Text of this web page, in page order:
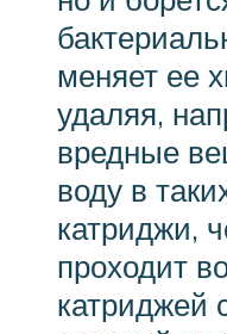
меняет ее
удаляя,
вредные
воду в
катриджи,
проходит
катриджей